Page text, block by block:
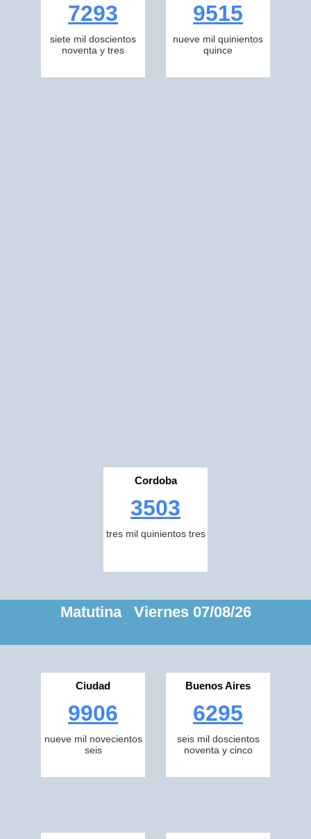
7293
siete mil doscientos
noventa y tres
9515
nueve mil quinientos
quince
Cordoba
3503
tres mil quinientos tres
Matutina Viernes 07/08/26
Ciudad
9906
nueve mil novecientos
seis
Buenos Aires
6295
seis mil doscientos
noventa y cinco